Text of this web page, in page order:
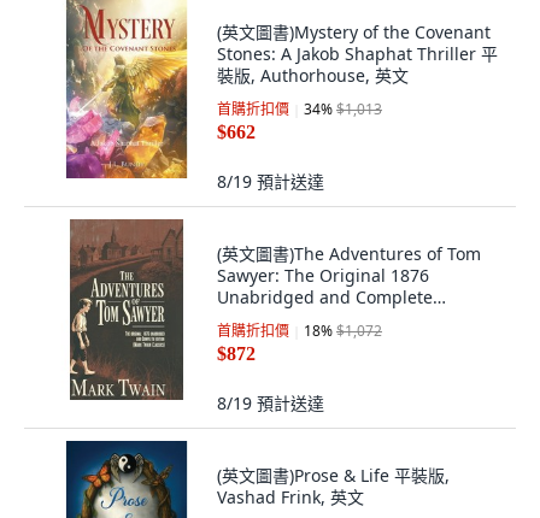
(英文圖書)Mystery of the Covenant
Stones: A Jakob Shaphat Thriller 平
裝版, Authorhouse, 英文
首購折扣價 34%$1,013
$662
8/19 預計送達
(英文圖書)The Adventures of Tom
Sawyer: The Original 1876
Unabridged and Complete
Edition... 精裝版, Cby Press, 英文
首購折扣價 18%$1,072
$872
8/19 預計送達
(英文圖書)Prose & Life 平裝版,
Vashad Frink, 英文